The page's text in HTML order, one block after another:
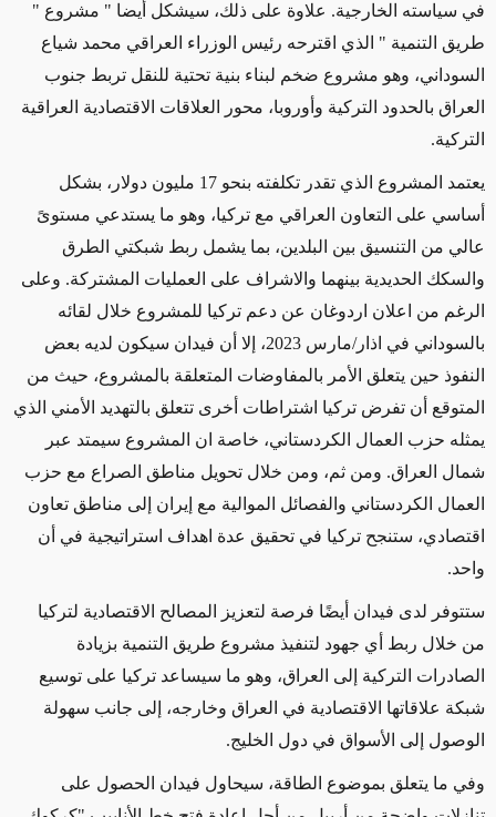
في سياسته الخارجية. علاوة على ذلك، سيشكل أيضا " مشروع "
طريق التنمية " الذي اقترحه رئيس الوزراء العراقي محمد شياع
السوداني، وهو مشروع ضخم لبناء بنية تحتية للنقل تربط جنوب
العراق بالحدود التركية وأوروبا، محور العلاقات الاقتصادية العراقية
التركية.
يعتمد المشروع الذي تقدر تكلفته بنحو 17 مليون دولار، بشكل
أساسي على التعاون العراقي مع تركيا، وهو ما يستدعي مستوىً
عالي من التنسيق بين البلدين، بما يشمل ربط شبكتي الطرق
والسكك الحديدية بينهما والاشراف على العمليات المشتركة. وعلى
الرغم من اعلان اردوغان عن دعم تركيا للمشروع خلال لقائه
بالسوداني في اذار/مارس 2023، إلا أن فيدان سيكون لديه بعض
النفوذ حين يتعلق الأمر بالمفاوضات المتعلقة بالمشروع، حيث من
المتوقع أن تفرض تركيا اشتراطات أخرى تتعلق بالتهديد الأمني الذي
يمثله حزب العمال الكردستاني، خاصة ان المشروع سيمتد عبر
شمال العراق. ومن ثم، ومن خلال تحويل مناطق الصراع مع حزب
العمال الكردستاني والفصائل الموالية مع إيران إلى مناطق تعاون
اقتصادي، ستنجح تركيا في تحقيق عدة اهداف استراتيجية في أن
واحد.
ستتوفر لدى فيدان أيضًا فرصة لتعزيز المصالح الاقتصادية لتركيا
من خلال ربط أي جهود لتنفيذ مشروع طريق التنمية بزيادة
الصادرات التركية إلى العراق، وهو ما سيساعد تركيا على توسيع
شبكة علاقاتها الاقتصادية في العراق وخارجه، إلى جانب سهولة
الوصول إلى الأسواق في دول الخليج.
وفي ما يتعلق بموضوع الطاقة، سيحاول فيدان الحصول على